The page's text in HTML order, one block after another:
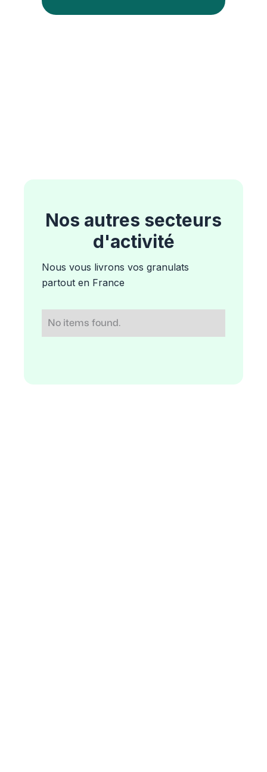
Nos autres secteurs
d'activité
Nous vous livrons vos granulats
partout en France
No items found.